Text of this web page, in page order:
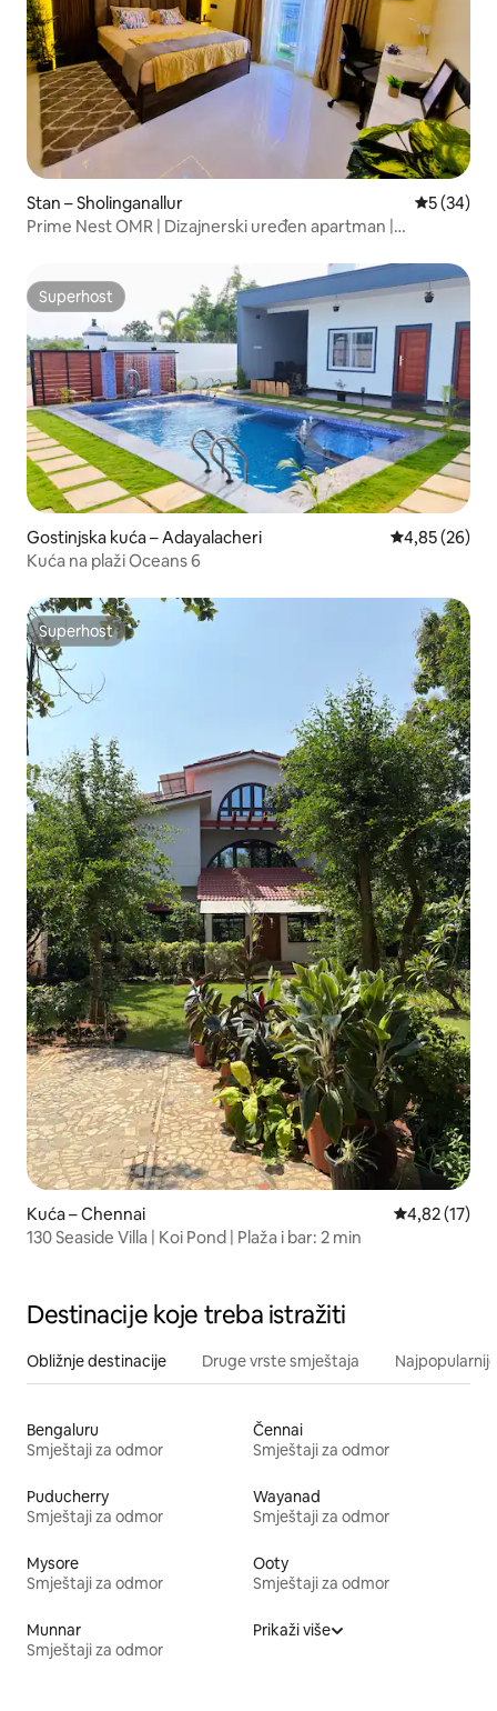
Stan – Sholinganallur Prosječna
5 (34)
Prime Nest OMR | Dizajnerski uređen apartman |
Superhost
Superhost
Gostinjska kuća – Adayalacheri Prosječna
4,85 (26)
Kuća na plaži Oceans 6
Superhost
Superhost
Kuća – Chennai Prosječna
4,82 (17)
130 Seaside Villa | Koi Pond | Plaža i bar: 2 min
Destinacije koje treba istražiti
Obližnje destinacije Druge vrste smještaja
Bengaluru
Smještaji za odmor
Čennai
Smještaji za odmor
Puducherry
Smještaji za odmor
Wayanad
Smještaji za odmor
Mysore
Smještaji za odmor
Ooty
Smještaji za odmor
Munnar
Smještaji za odmor
Prikaži više